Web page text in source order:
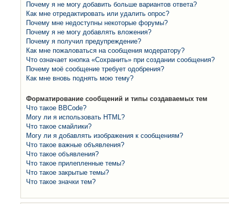
Почему я не могу добавить больше вариантов ответа?
Как мне отредактировать или удалить опрос?
Почему мне недоступны некоторые форумы?
Почему я не могу добавлять вложения?
Почему я получил предупреждение?
Как мне пожаловаться на сообщения модератору?
Что означает кнопка «Сохранить» при создании сообщения?
Почему моё сообщение требует одобрения?
Как мне вновь поднять мою тему?
Форматирование сообщений и типы создаваемых тем
Что такое BBCode?
Могу ли я использовать HTML?
Что такое смайлики?
Могу ли я добавлять изображения к сообщениям?
Что такое важные объявления?
Что такое объявления?
Что такое прилепленные темы?
Что такое закрытые темы?
Что такое значки тем?